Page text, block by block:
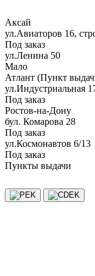
Аксай
ул.Авиаторов 16,
Под заказ
ул.Ленина 50
Мало
Атлант (Пункт
ул.Индустриальная
Под заказ
Ростов-на-Дону
бул. Комарова 28
Под заказ
ул.Космонавтов 6/13
Под заказ
Пункты выдачи